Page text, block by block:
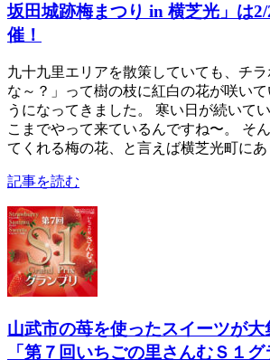
坂田城跡梅まつり in 横芝光」は
催！
九十九里エリアを散策していても、チ
な～？」って樹の枝に紅白の花が咲い
うになってきました。 寒い日が続いて
こまでやって来ているんですね〜。 そ
てくれる梅の花、と言えば横芝光町にあ
記事を読む
山武市の苺を使ったスイーツが大
「第７回いちごの里さんむＳ１グ